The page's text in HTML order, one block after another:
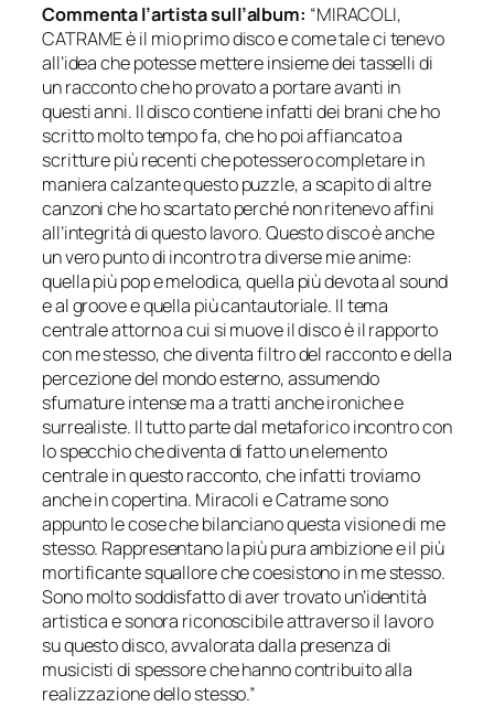
Commenta l’artista sull’album: “MIRACOLI,
CATRAME è il mio primo disco e come tale ci tenevo
all’idea che potesse mettere insieme dei tasselli di
un racconto che ho provato a portare avanti in
questi anni. Il disco contiene infatti dei brani che ho
scritto molto tempo fa, che ho poi affiancato a
scritture più recenti che potessero completare in
maniera calzante questo puzzle, a scapito di altre
canzoni che ho scartato perché non ritenevo affini
all’integrità di questo lavoro. Questo disco è anche
un vero punto di incontro tra diverse mie anime:
quella più pop e melodica, quella più devota al sound
e al groove e quella più cantautoriale. Il tema
centrale attorno a cui si muove il disco è il rapporto
con me stesso, che diventa filtro del racconto e della
percezione del mondo esterno, assumendo
sfumature intense ma a tratti anche ironiche e
surrealiste. Il tutto parte dal metaforico incontro con
lo specchio che diventa di fatto un elemento
centrale in questo racconto, che infatti troviamo
anche in copertina. Miracoli e Catrame sono
appunto le cose che bilanciano questa visione di me
stesso. Rappresentano la più pura ambizione e il più
mortificante squallore che coesistono in me stesso.
Sono molto soddisfatto di aver trovato un’identità
artistica e sonora riconoscibile attraverso il lavoro
su questo disco, avvalorata dalla presenza di
musicisti di spessore che hanno contribuito alla
realizzazione dello stesso.”